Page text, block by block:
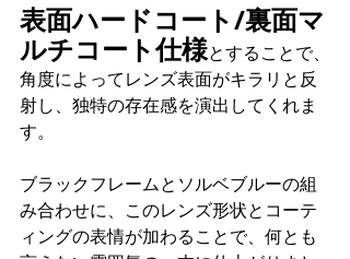
表面ハードコート/裏面マ
ルチコート仕様とすることで、
角度によってレンズ表面がキラリと反
射し、独特の存在感を演出してくれま
す。
ブラックフレームとソルベブルーの組
み合わせに、このレンズ形状とコーテ
ィングの表情が加わることで、何とも